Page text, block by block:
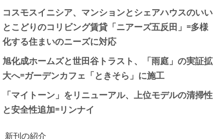
コスモスイニシア、マンションとシェアハウスのいい
とこどりのコリビング賃貸「ニアーズ五反田」=多様
化する住まいのニーズに対応
旭化成ホームズと世田谷トラスト、「雨庭」の実証拡
大へ=ガーデンカフェ「ときそら」に施工
「マイトーン」をリニューアル、上位モデルの清掃性
と安全性追加=リンナイ
新刊の紹介